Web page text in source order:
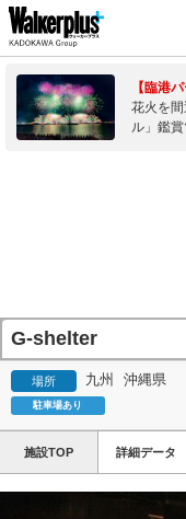
【臨港
花火を
ル」鑑
G-shelter
場所 九州 沖縄県
駐車場あり
施設TOP 詳細データ